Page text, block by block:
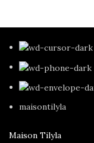
maisontilyla
Maison Tilyla